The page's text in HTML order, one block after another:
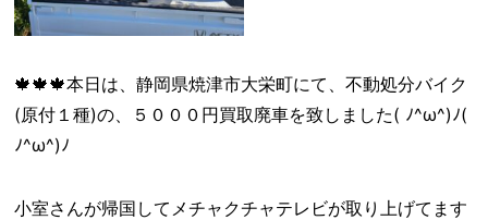
🍁🍁🍁本日は、静岡県焼津市大栄町にて、不動処分バイク
(原付１種)の、５０００円買取廃車を致しました( ﾉ^ω^)ﾉ(
ﾉ^ω^)ﾉ
小室さんが帰国してメチャクチャテレビが取り上げてます